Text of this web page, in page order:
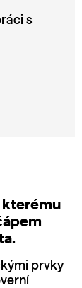
s
kterému
prvky